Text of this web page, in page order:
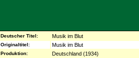
Deutscher Titel: Musik im Blut
Originaltitel: Musik im Blut
Produktion: Deutschland (1934)